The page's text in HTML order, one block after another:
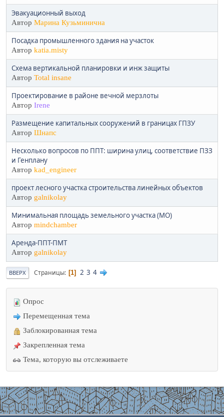
Эвакуационный выход
Автор Марина Кузьминична
Посадка промышленного здания на участок
Автор katia.misty
Схема вертикальной планировки и инж защиты
Автор Total insane
Проектирование в районе вечной мерзлоты
Автор Irene
Размещение капитальных сооружений в границах ГПЗУ
Автор Шнапс
Несколько вопросов по ППТ: ширина улиц, соответствие ПЗЗ
и Генплану
Автор kad_engineer
проект лесного участка строительства линейных объектов
Автор galnikolay
Минимальная площадь земельного участка (МО)
Автор mindchamber
Аренда-ППТ-ПМТ
Автор galnikolay
ВВЕРХ Страницы 1 2 3 4
Опрос
Перемещенная тема
Заблокированная тема
Закрепленная тема
Тема, которую вы отслеживаете